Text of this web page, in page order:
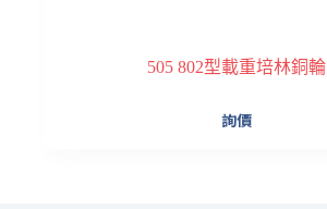
505 802型載重培林銅輪
詢價